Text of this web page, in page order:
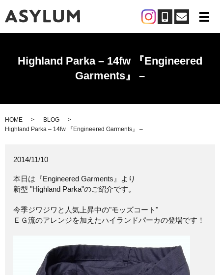
メ
Highland Parka – 14fw 『Engineered
Garments』 –
HOME
BLOG
Highland Parka – 14fw 『Engineered Garments』 –
2014/11/10
本日は『Engineered Garments』より
新型 "Highland Parka"のご紹介です。
今季ジワジワと人気上昇中の"モッズコート"
ＥＧ流のアレンジを加えたハイランドパーカの登場です！